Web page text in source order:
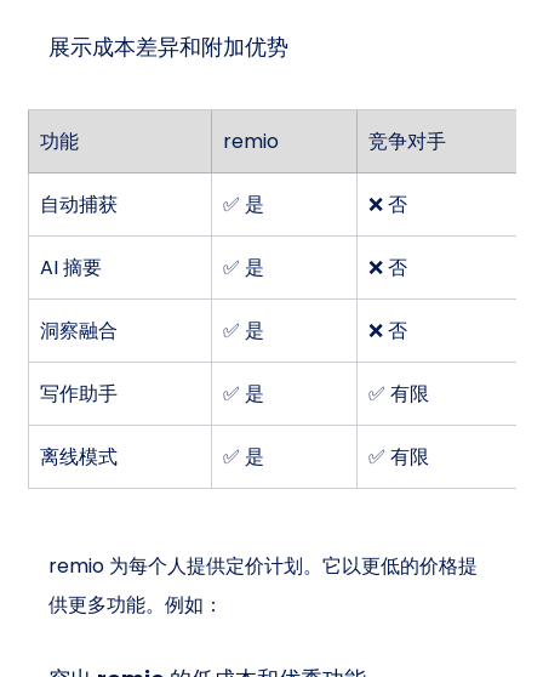
展示成本差异和附加优势
功能 remio 竞争对手
自动捕获 ✅ 是 ❌ 否
AI 摘要 ✅ 是 ❌ 否
洞察融合 ✅ 是 ❌ 否
写作助手 ✅ 是 ✅ 有限
离线模式 ✅ 是 ✅ 有限
remio 为每个人提供定价计划。它以更低的价格提
供更多功能。例如：